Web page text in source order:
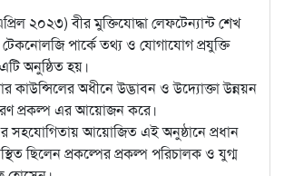
২০২৩) বীর মুক্তিযোদ্ধা লেফটেন্যান্ট শেখ
পার্কে তথ্য ও যোগাযোগ প্রযুক্তি
অনুষ্ঠিত হয়।
কাউন্সিলের অধীনে উদ্ভাবন ও উদ্যোক্তা উন্নয়ন
প্রকল্প এর আয়োজন করে।
সহযোগিতায় আয়োজিত এই অনুষ্ঠানে প্রধান
ছিলেন প্রকল্পের প্রকল্প পরিচালক ও যুগ্ম